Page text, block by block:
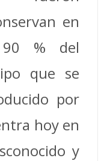
en
% del
que se
por
hoy en
y